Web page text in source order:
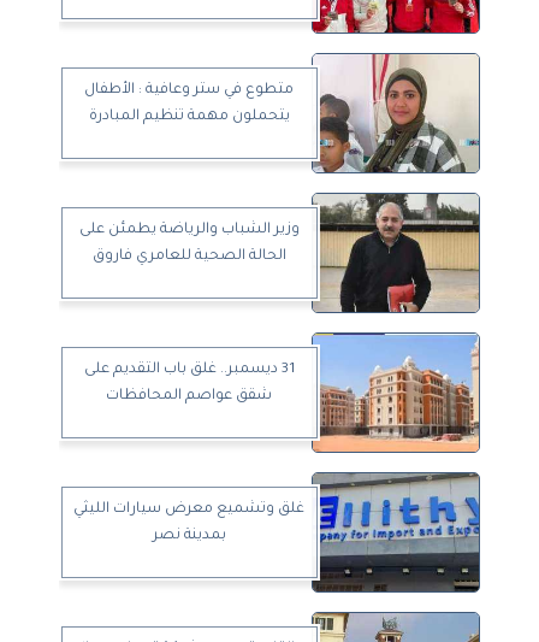
متطوع في ستر وعافية : الأطفال
يتحملون مهمة تنظيم المبادرة
وزير الشباب والرياضة يطمئن على
الحالة الصحية للعامري فاروق
31 ديسمبر.. غلق باب التقديم على
شقق عواصم المحافظات
غلق وتشميع معرض سيارات الليثي
بمدينة نصر